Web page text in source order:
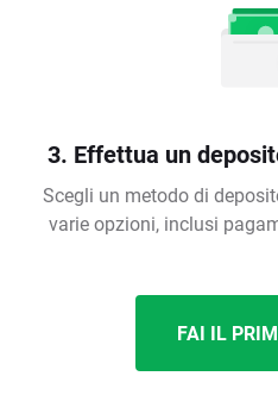
3. Effettua un
Scegli un metodo di
varie opzioni, inclusi
FAI IL